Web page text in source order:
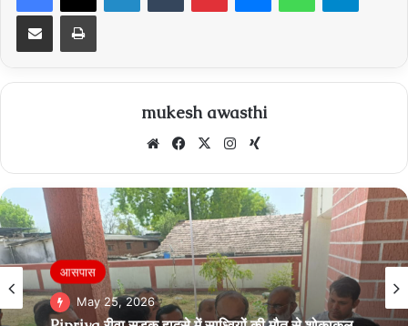
Share via Email Print
mukesh awasthi
WebsiteFacebook
X Instagram
Breaking News
May 13, 2026